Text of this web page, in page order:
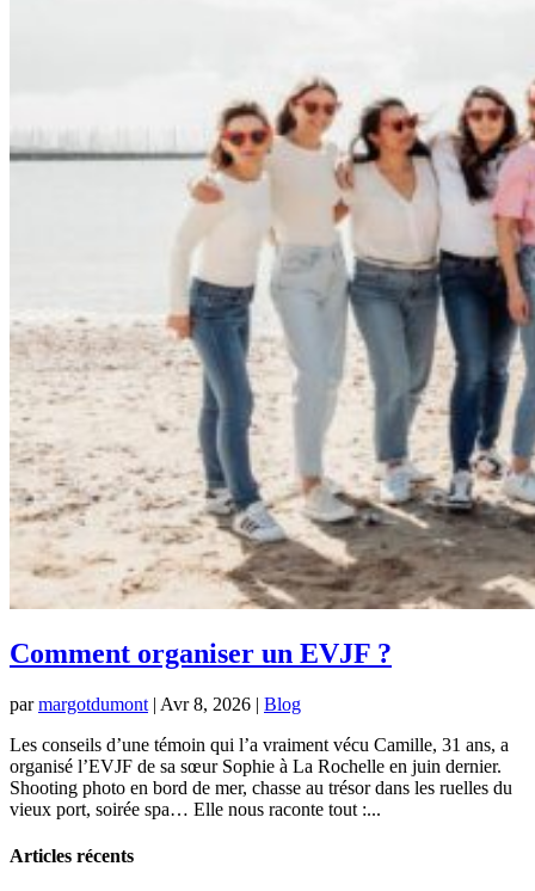
Comment organiser un EVJF ?
parmargotdumont | Avr 8, 2026 | Blog
Les conseils d’une témoin qui l’a vraiment vécu Camille, 31 ans, a
organisé l’EVJF de sa sœur Sophie à La Rochelle en juin dernier.
Shooting photo en bord de mer, chasse au trésor dans les ruelles du
vieux port, soirée spa… Elle nous raconte tout :...
Articles récents